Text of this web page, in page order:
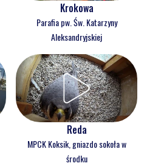
Krokowa
Parafia pw. Św. Katarzyny
Aleksandryjskiej
Reda
MPCK Koksik, gniazdo sokoła w
środku